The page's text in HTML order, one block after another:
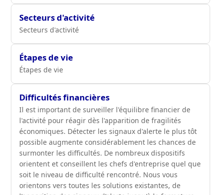
Secteurs d'activité
Secteurs d'activité
Étapes de vie
Étapes de vie
Difficultés financières
Il est important de surveiller l'équilibre financier de
l'activité pour réagir dès l'apparition de fragilités
économiques. Détecter les signaux d'alerte le plus tôt
possible augmente considérablement les chances de
surmonter les difficultés. De nombreux dispositifs
orientent et conseillent les chefs d'entreprise quel que
soit le niveau de difficulté rencontré. Nous vous
orientons vers toutes les solutions existantes, de